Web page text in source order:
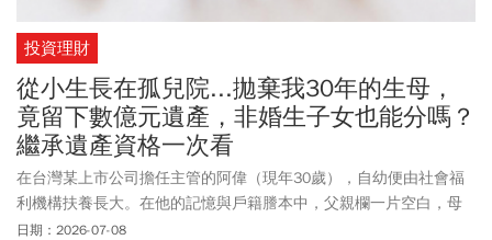
投資理財
從小生長在孤兒院...拋棄我30年的生母，
竟留下數億元遺產，非婚生子女也能分嗎？
繼承遺產資格一次看
在台灣某上市公司擔任主管的阿偉（現年30歲），自幼便由社會福
利機構扶養長大。在他的記憶與戶籍謄本中，父親欄一片空白，母
親欄則記載著一位他從未謀面的「林○○女士」。原來，30年前林
日期：2026-07-08